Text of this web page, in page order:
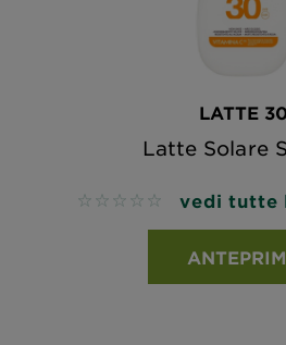
LATTE
Latte Solare
No reviews vedi tutte